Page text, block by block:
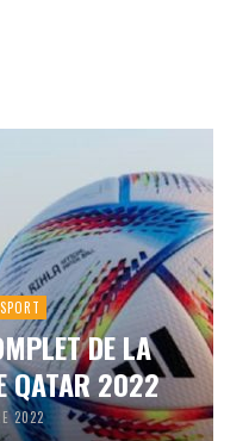
SPORT
DE LA
QATAR 2022
2022